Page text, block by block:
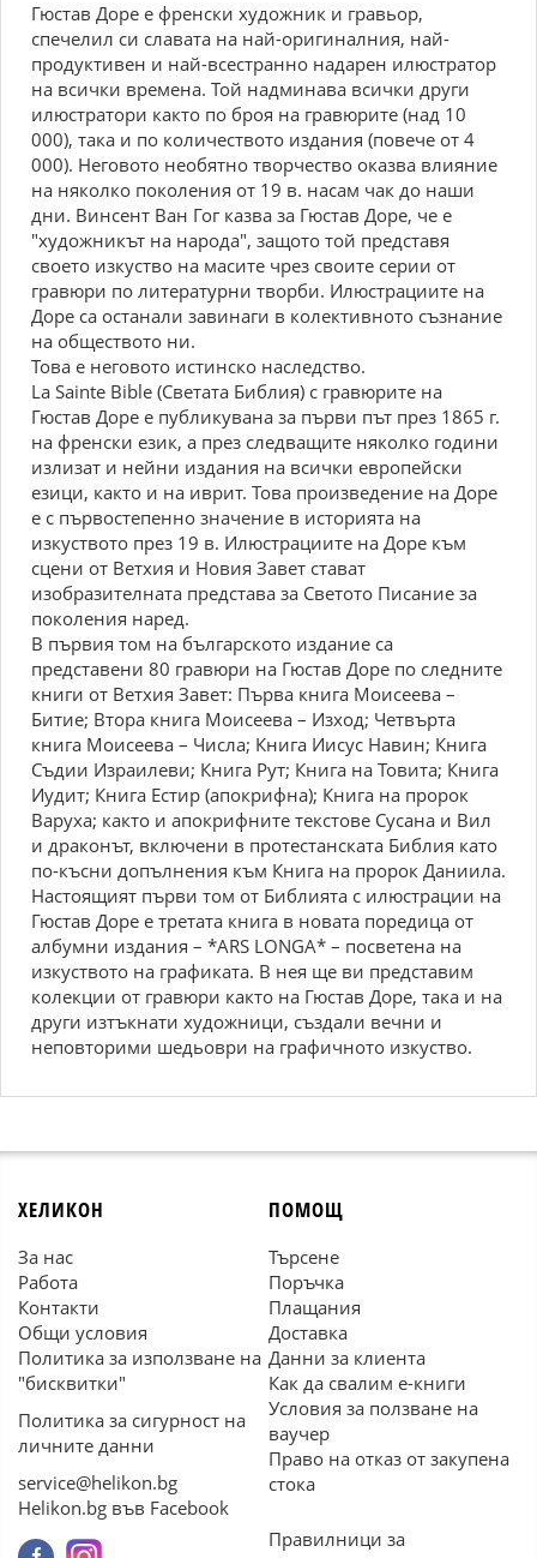
Гюстав Доре е френски художник и гравьор,
спечелил си славата на най-оригиналния, най-
продуктивен и най-всестранно надарен илюстратор
на всички времена. Той надминава всички други
илюстратори както по броя на гравюрите (над 10
000), така и по количеството издания (повече от 4
000). Неговото необятно творчество оказва влияние
на няколко поколения от 19 в. насам чак до наши
дни. Винсент Ван Гог казва за Гюстав Доре, че е
"художникът на народа", защото той представя
своето изкуство на масите чрез своите серии от
гравюри по литературни творби. Илюстрациите на
Доре са останали завинаги в колективното съзнание
на обществото ни.
Това е неговото истинско наследство.
La Sainte Bible (Светата Библия) с гравюрите на
Гюстав Доре е публикувана за първи път през 1865 г.
на френски език, а през следващите няколко години
излизат и нейни издания на всички европейски
езици, както и на иврит. Това произведение на Доре
е с първостепенно значение в историята на
изкуството през 19 в. Илюстрациите на Доре към
сцени от Ветхия и Новия Завет стават
изобразителната представа за Светото Писание за
поколения наред.
В първия том на българското издание са
представени 80 гравюри на Гюстав Доре по следните
книги от Ветхия Завет: Първа книга Моисеева –
Битие; Втора книга Моисеева – Изход; Четвърта
книга Моисеева – Числа; Книга Иисус Навин; Книга
Съдии Израилеви; Книга Рут; Книга на Товита; Книга
Иудит; Книга Естир (апокрифна); Книга на пророк
Варуха; както и апокрифните текстове Сусана и Вил
и драконът, включени в протестанската Библия като
по-късни допълнения към Книга на пророк Даниила.
Настоящият първи том от Библията с илюстрации на
Гюстав Доре е третата книга в новата поредица от
албумни издания – *ARS LONGA* – посветена на
изкуството на графиката. В нея ще ви представим
колекции от гравюри както на Гюстав Доре, така и на
други изтъкнати художници, създали вечни и
неповторими шедьоври на графичното изкуство.
ХЕЛИКОН
За нас
Работа
Контакти
Общи условия
Политика за използване на
"бисквитки"
Политика за сигурност на
личните данни
service@helikon.bg
Helikon.bg във Facebook
ПОМОЩ
Търсене
Поръчка
Плащания
Доставка
Данни за клиента
Как да свалим е-книги
Условия за ползване на
ваучер
Право на отказ от закупена
стока
Правилници за